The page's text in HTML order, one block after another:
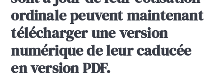
ordinale peuvent maintenant
télécharger une version
numérique de leur caducée
en version PDF.